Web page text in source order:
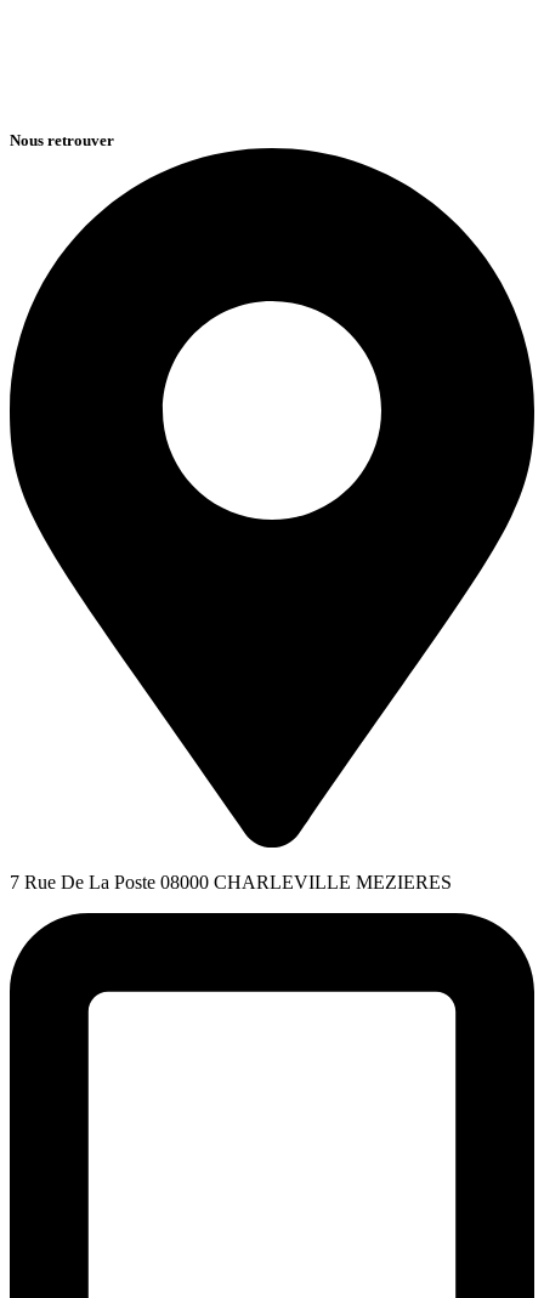
Nous retrouver
7 Rue De La Poste 08000 CHARLEVILLE MEZIERES